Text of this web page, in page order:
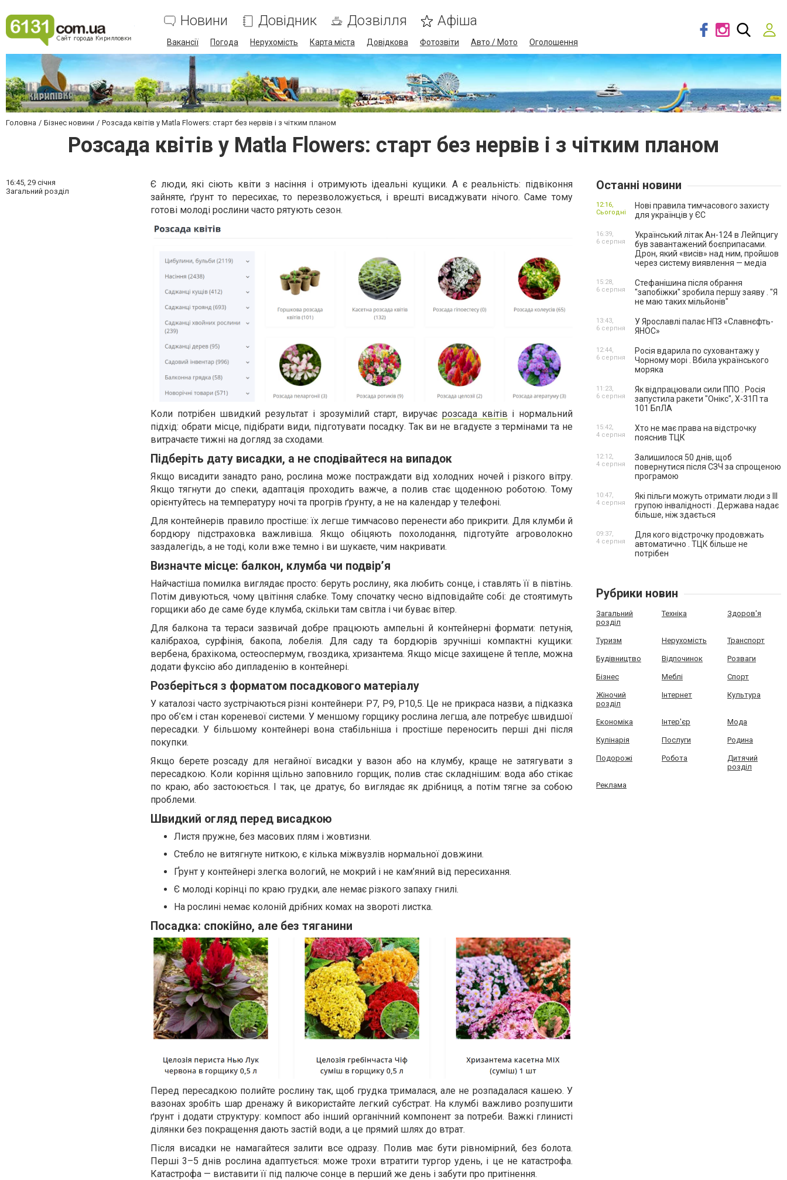
Новини Довідник Дозвілля Афіша
Вакансії Погода Нерухомість Карта міста Довідкова Фотозвіти Авто / Мото Оголошення
Головна Бізнес новини Розсада квітів у Matla Flowers: старт без нервів і з чітким планом
Розсада квітів у Matla Flowers: старт без нервів і з чітким планом
16:45, 29 січня
Загальний розділ
Є люди, які сіють квіти з насіння і отримують ідеальні кущики. А є реальність: підвіконня
зайняте, ґрунт то пересихає, то перезволожується, і врешті висаджувати нічого. Саме тому
готові молоді рослини часто рятують сезон.
Коли потрібен швидкий результат і зрозумілий старт, виручає розсада квітів і нормальний
підхід: обрати місце, підібрати види, підготувати посадку. Так ви не вгадуєте з термінами та не
витрачаєте тижні на догляд за сходами.
Підберіть дату висадки, а не сподівайтеся на випадок
Якщо висадити занадто рано, рослина може постраждати від холодних ночей і різкого вітру.
Якщо тягнути до спеки, адаптація проходить важче, а полив стає щоденною роботою. Тому
орієнтуйтесь на температуру ночі та прогрів ґрунту, а не на календар у телефоні.
Для контейнерів правило простіше: їх легше тимчасово перенести або прикрити. Для клумби й
бордюру підстраховка важливіша. Якщо обіцяють похолодання, підготуйте агроволокно
заздалегідь, а не тоді, коли вже темно і ви шукаєте, чим накривати.
Визначте місце: балкон, клумба чи подвір’я
Найчастіша помилка виглядає просто: беруть рослину, яка любить сонце, і ставлять її в півтінь.
Потім дивуються, чому цвітіння слабке. Тому спочатку чесно відповідайте собі: де стоятимуть
горщики або де саме буде клумба, скільки там світла і чи буває вітер.
Для балкона та тераси зазвичай добре працюють ампельні й контейнерні формати: петунія,
калібрахоа, сурфінія, бакопа, лобелія. Для саду та бордюрів зручніші компактні кущики:
вербена, брахікома, остеоспермум, гвоздика, хризантема. Якщо місце захищене й тепле, можна
додати фуксію або дипладенію в контейнері.
Розберіться з форматом посадкового матеріалу
У каталозі часто зустрічаються різні контейнери: P7, P9, P10,5. Це не прикраса назви, а підказка
про об’єм і стан кореневої системи. У меншому горщику рослина легша, але потребує швидшої
пересадки. У більшому контейнері вона стабільніша і простіше переносить перші дні після
покупки.
Якщо берете розсаду для негайної висадки у вазон або на клумбу, краще не затягувати з
пересадкою. Коли коріння щільно заповнило горщик, полив стає складнішим: вода або стікає
по краю, або застоюється. І так, це дратує, бо виглядає як дрібниця, а потім тягне за собою
проблеми.
Швидкий огляд перед висадкою
Листя пружне, без масових плям і жовтизни.
Стебло не витягнуте ниткою, є кілька міжвузлів нормальної довжини.
Ґрунт у контейнері злегка вологий, не мокрий і не кам’яний від пересихання.
Є молоді корінці по краю грудки, але немає різкого запаху гнилі.
На рослині немає колоній дрібних комах на звороті листка.
Посадка: спокійно, але без тяганини
Перед пересадкою полийте рослину так, щоб грудка трималася, але не розпадалася кашею. У
вазонах зробіть шар дренажу й використайте легкий субстрат. На клумбі важливо розпушити
ґрунт і додати структуру: компост або інший органічний компонент за потреби. Важкі глинисті
ділянки без покращення дають застій води, а це прямий шлях до втрат.
Після висадки не намагайтеся залити все одразу. Полив має бути рівномірний, без болота.
Перші 3–5 днів рослина адаптується: може трохи втратити тургор удень, і це не катастрофа.
Катастрофа — виставити її під палюче сонце в перший же день і забути про притінення.
Останні новини
Нові правила тимчасового захисту
для українців у ЄС
12:16,
Сьогодні
Український літак Ан-124 в Лейпцигу
був завантажений боєприпасами.
Дрон, який «висів» над ним, пройшов
через систему виявлення — медіа
16:39,
6 серпня
Стефанішина після обрання
"запобіжки" зробила першу заяву . "Я
не маю таких мільйонів"
15:28,
6 серпня
У Ярославлі палає НПЗ «Славнєфть-
ЯНОС»
13:43,
6 серпня
Росія вдарила по суховантажу у
Чорному морі . Вбила українського
моряка
12:44,
6 серпня
Як відпрацювали сили ППО . Росія
запустила ракети "Онікс", Х-31П та
101 БпЛА
11:23,
6 серпня
Хто не має права на відстрочку
пояснив ТЦК
15:42,
4 серпня
Залишилося 50 днів, щоб
повернутися після СЗЧ за спрощеною
програмою
12:12,
4 серпня
Які пільги можуть отримати люди з III
групою інвалідності . Держава надає
більше, ніж здається
10:47,
4 серпня
Для кого відстрочку продовжать
автоматично . ТЦК більше не
потрібен
09:37,
4 серпня
Рубрики новин
Загальний
розділ
Техніка Здоров'я
Туризм Нерухомість Транспорт
Будівництво Відпочинок Розваги
Бізнес Меблі Спорт
Жіночий
розділ
Інтернет Культура
Економіка Інтер'єр Мода
Кулінарія Послуги Родина
Подорожі Робота
Дитячий
розділ
Реклама